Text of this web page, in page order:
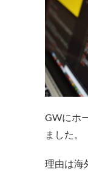
GWにホ
ました。
理由は海